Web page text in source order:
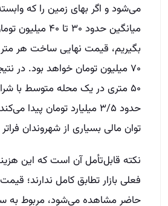
می‌شود و اگر بهای زمین را که
میانگین حدود ۳۰
۷۰ میلیون تومان خواهد بود. در
۵۰ متری در یک محله متوسط با
حدود ۳/۵ میلیارد تومان پیدا
توان مالی بسیاری از شهروندان
نکته قابل‌تأمل آن است که این
فعلی بازار تطابق کامل ندارند؛